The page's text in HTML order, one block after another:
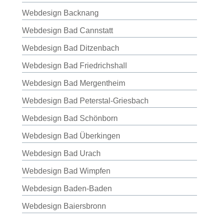
Webdesign Backnang
Webdesign Bad Cannstatt
Webdesign Bad Ditzenbach
Webdesign Bad Friedrichshall
Webdesign Bad Mergentheim
Webdesign Bad Peterstal-Griesbach
Webdesign Bad Schönborn
Webdesign Bad Überkingen
Webdesign Bad Urach
Webdesign Bad Wimpfen
Webdesign Baden-Baden
Webdesign Baiersbronn